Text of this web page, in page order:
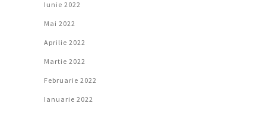
Iunie 2022
Mai 2022
Aprilie 2022
Martie 2022
Februarie 2022
Ianuarie 2022